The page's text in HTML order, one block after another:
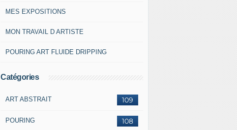
MES EXPOSITIONS
MON TRAVAIL D ARTISTE
POURING ART FLUIDE DRIPPING
Catégories
109
ART ABSTRAIT
108
POURING